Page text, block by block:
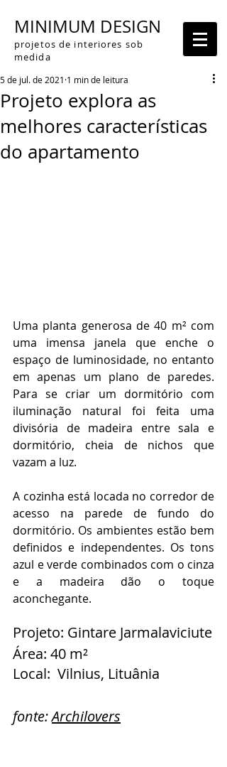
MINIMUM DESIGN
projetos de interiores sob
medida
Projeto explora as
melhores características
do apartamento
5 de jul. de 2021 1 min de leitura
Uma planta generosa de 40 m² com
uma imensa janela que enche o
espaço de luminosidade, no entanto
em apenas um plano de paredes.
Para se criar um dormitório com
iluminação natural foi feita uma
divisória de madeira entre sala e
dormitório, cheia de nichos que
vazam a luz.
A cozinha está locada no corredor de
acesso na parede de fundo do
dormitório. Os ambientes estão bem
definidos e independentes. Os tons
azul e verde combinados com o cinza
e a madeira dão o toque
aconchegante.
Projeto: Gintare Jarmalaviciute
Área: 40 m²
Local:  Vilnius, Lituânia
fonte: Archilovers